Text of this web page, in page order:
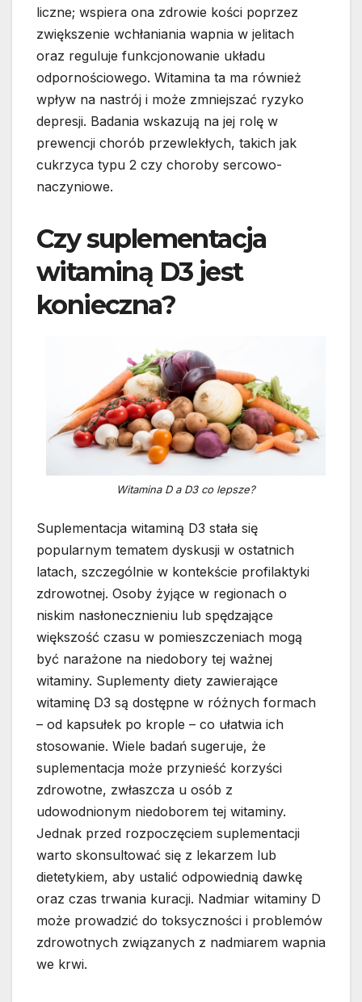
liczne; wspiera ona zdrowie kości poprzez
zwiększenie wchłaniania wapnia w jelitach
oraz reguluje funkcjonowanie układu
odpornościowego. Witamina ta ma również
wpływ na nastrój i może zmniejszać ryzyko
depresji. Badania wskazują na jej rolę w
prewencji chorób przewlekłych, takich jak
cukrzyca typu 2 czy choroby sercowo-
naczyniowe.
Czy suplementacja
witaminą D3 jest
konieczna?
Witamina D a D3 co lepsze?
Suplementacja witaminą D3 stała się
popularnym tematem dyskusji w ostatnich
latach, szczególnie w kontekście profilaktyki
zdrowotnej. Osoby żyjące w regionach o
niskim nasłonecznieniu lub spędzające
większość czasu w pomieszczeniach mogą
być narażone na niedobory tej ważnej
witaminy. Suplementy diety zawierające
witaminę D3 są dostępne w różnych formach
– od kapsułek po krople – co ułatwia ich
stosowanie. Wiele badań sugeruje, że
suplementacja może przynieść korzyści
zdrowotne, zwłaszcza u osób z
udowodnionym niedoborem tej witaminy.
Jednak przed rozpoczęciem suplementacji
warto skonsultować się z lekarzem lub
dietetykiem, aby ustalić odpowiednią dawkę
oraz czas trwania kuracji. Nadmiar witaminy D
może prowadzić do toksyczności i problemów
zdrowotnych związanych z nadmiarem wapnia
we krwi.